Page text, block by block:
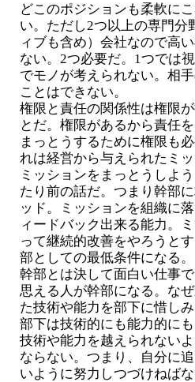
どこのポジションも柔軟に
い。ただし2つ以上の専門分
ィブも含め）会社なので高
ない。2つ必要だ。1つでは
でモノが考えられない。相
ことはできない。
権限と責任の関係性は権限
とだ。権限があるから責任
まっとうするために権限も
れは経営から与えられたミ
ミッションをまっとうしよ
たり前の話だ。つまり幹部
ッド。ミッションを組織に
ィードバック出来る能力。
って継続的改善をやろうと
部としての最低条件になる。
幹部とは決して面白い仕事
思える人が幹部になる。な
た技術や能力を部下に惜し
部下は技術的にも能力的に
技術や能力を越えられない
ならない。つまり、自分に
いように努力しつづけねばな